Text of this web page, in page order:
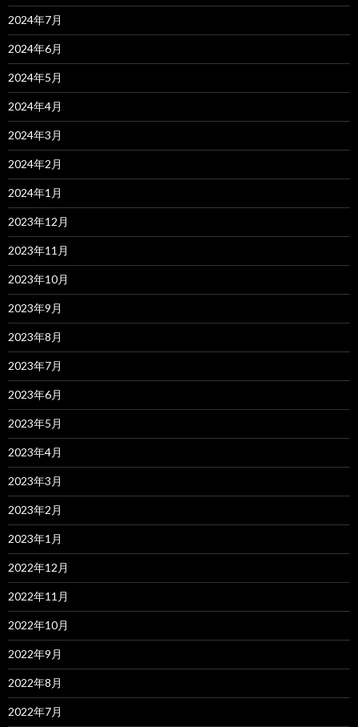
2024年7月
2024年6月
2024年5月
2024年4月
2024年3月
2024年2月
2024年1月
2023年12月
2023年11月
2023年10月
2023年9月
2023年8月
2023年7月
2023年6月
2023年5月
2023年4月
2023年3月
2023年2月
2023年1月
2022年12月
2022年11月
2022年10月
2022年9月
2022年8月
2022年7月